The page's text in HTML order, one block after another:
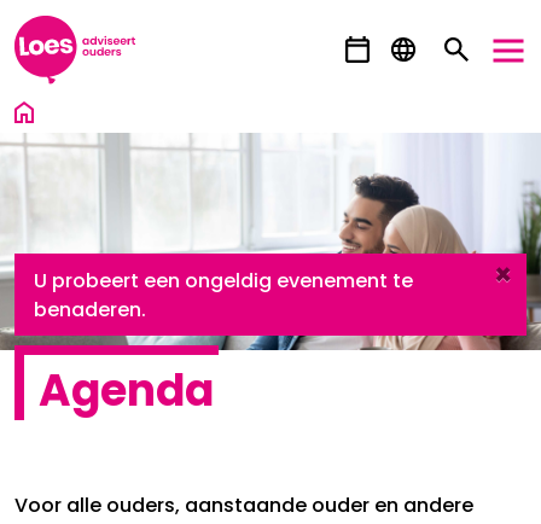
Ga direct naar inhoud
×
danger
U probeert een ongeldig evenement te
benaderen.
Agenda
Voor alle ouders, aanstaande ouder en andere